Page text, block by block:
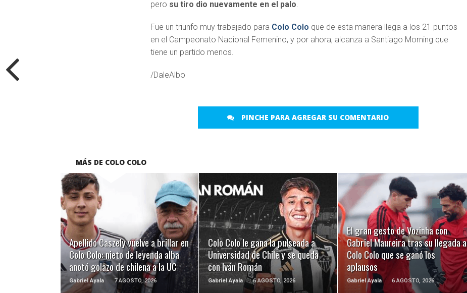
pero su tiro dio nuevamente en el palo.
Fue un triunfo muy trabajado para Colo Colo que de esta manera llega a los 21 puntos
en el Campeonato Nacional Femenino, y por ahora, alcanza a Santiago Morning que
tiene un partido menos.
/DaleAlbo
PINCHE PARA AGREGAR SU COMENTARIO
MÁS DE COLO COLO
Apellido Caszely vuelve a brillar en
Colo Colo: nieto de leyenda alba
anotó golazo de chilena a la UC
Gabriel Ayala 7 AGOSTO, 2026
LEER MÁS
Colo Colo le gana la pulseada a
Universidad de Chile y se queda
con Iván Román
Gabriel Ayala 6 AGOSTO, 2026
LEER MÁS
El gran gesto de Vozinha con
Gabriel Maureira tras su llegada a
Colo Colo que se ganó los
aplausos
Gabriel Ayala 6 AGOSTO, 2026
LEER MÁS